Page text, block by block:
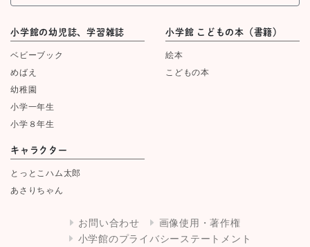
小学館の幼児誌、学習雑誌
ベビーブック
めばえ
幼稚園
小学一年生
小学８年生
小学館 こどもの本（書籍）
絵本
こどもの本
キャラクター
とっとこハム太郎
あさりちゃん
お問い合わせ
画像使用・著作権
小学館のプライバシーステートメント